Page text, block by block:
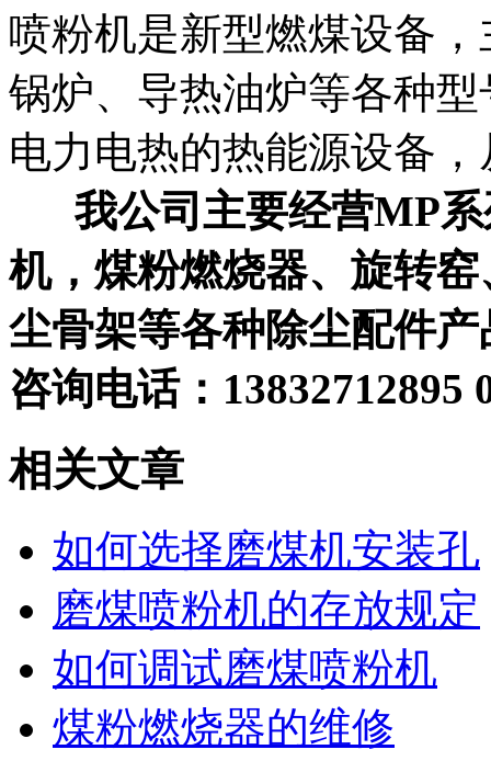
喷粉机是新型燃煤设备
锅炉、导热油炉等各种
电力电热的热能源设备
我公司主要经营MP
机，煤粉燃烧器、旋转
尘骨架等各种除尘配件
咨询电话：13832712895
相关文章
如何选择磨煤机安装孔
磨煤喷粉机的存放规定
如何调试磨煤喷粉机
煤粉燃烧器的维修